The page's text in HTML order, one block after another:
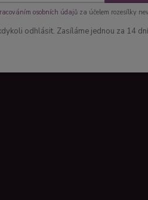
osobních údajůza účelem rozesílky
odhlásit. Zasíláme jednou za 14